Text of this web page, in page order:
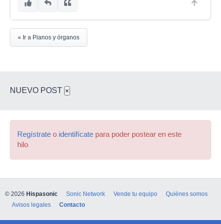
« Ir a Pianos y órganos
NUEVO POST ×
Regístrate o identifícate para poder postear en este
hilo
© 2026 Hispasonic Sonic Network Vende tu equipo
Quiénes somos
Avisos legales
Contacto